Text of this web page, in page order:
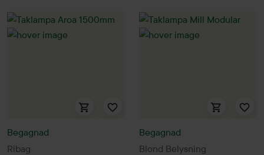
Ribag
Begagnad
Blond Belysning
Begagnad